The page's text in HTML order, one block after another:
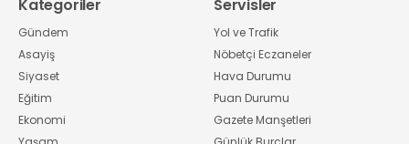
Kategoriler
Gündem
Asayiş
Siyaset
Eğitim
Ekonomi
Servisler
Yol ve Trafik
Nöbetçi Eczaneler
Hava Durumu
Puan Durumu
Gazete Manşetleri